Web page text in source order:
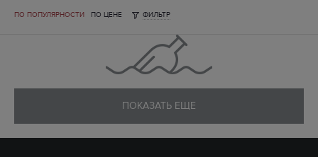
ПО ПОПУЛЯРНОСТИ ПО ЦЕНЕ ФИЛЬТР
ПОКАЗАТЬ ЕЩЕ